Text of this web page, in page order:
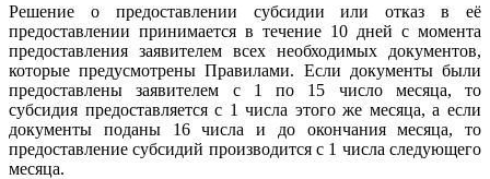
Решение о предоставлении субсидии или отказ в её
предоставлении принимается в течение 10 дней с момента
предоставления заявителем всех необходимых документов,
которые предусмотрены Правилами. Если документы были
предоставлены заявителем с 1 по 15 число месяца, то
субсидия предоставляется с 1 числа этого же месяца, а если
документы поданы 16 числа и до окончания месяца, то
предоставление субсидий производится с 1 числа следующего
месяца.